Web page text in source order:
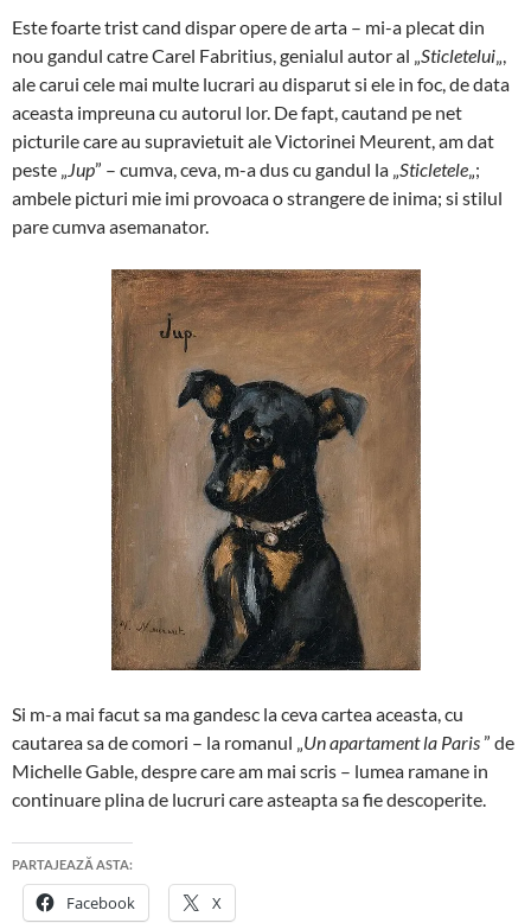
Este foarte trist cand dispar opere de arta – mi-a plecat din
nou gandul catre Carel Fabritius, genialul autor al „ Sticletelui
ale carui cele mai multe lucrari au disparut si ele in foc, de data
aceasta impreuna cu autorul lor. De fapt, cautand pe net
picturile care au supravietuit ale Victorinei Meurent, am dat
peste „
Jup” – cumva, ceva, m-a dus cu gandul la „ Sticletele „;
ambele picturi mie imi provoaca o strangere de inima; si stilul
pare cumva asemanator.
Si m-a mai facut sa ma gandesc la ceva cartea aceasta, cu
cautarea sa de comori – la romanul „ Un apartament la Paris” de
Michelle Gable, despre care am mai scris – lumea ramane in
continuare plina de lucruri care asteapta sa fie descoperite.
PARTAJEAZĂ ASTA:
Facebook X